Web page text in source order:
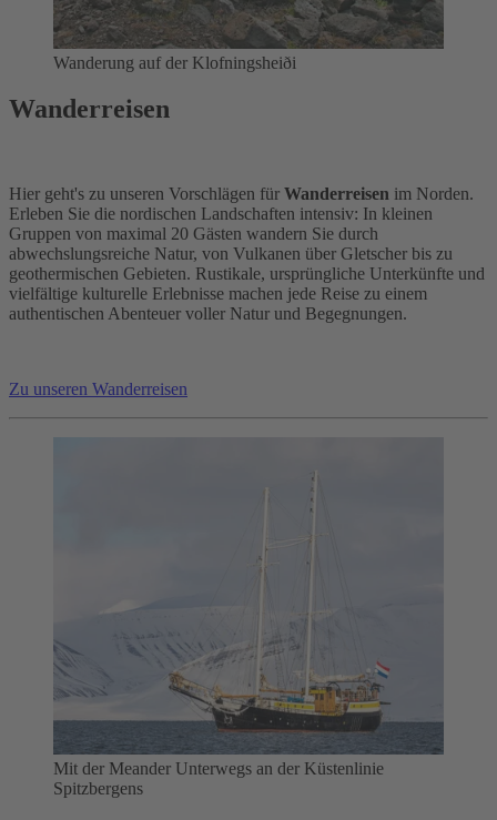
Wanderung auf der Klofningsheiði
Wanderreisen
Hier geht's zu unseren Vorschlägen für Wanderreisen im Norden.
Erleben Sie die nordischen Landschaften intensiv: In kleinen
Gruppen von maximal 20 Gästen wandern Sie durch
abwechslungsreiche Natur, von Vulkanen über Gletscher bis zu
geothermischen Gebieten. Rustikale, ursprüngliche Unterkünfte und
vielfältige kulturelle Erlebnisse machen jede Reise zu einem
authentischen Abenteuer voller Natur und Begegnungen.
Zu unseren Wanderreisen
Mit der Meander Unterwegs an der Küstenlinie
Spitzbergens